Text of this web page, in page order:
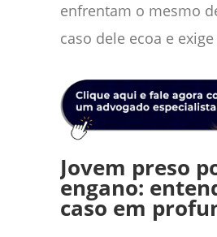
enfrentam o mesmo
caso dele ecoa e
Jovem preso
engano:
caso em